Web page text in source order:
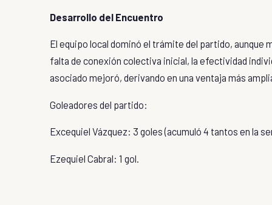
Desarrollo del Encuentro
El equipo local dominó el trámite del partido,
falta de conexión colectiva inicial, la efectividad
asociado mejoró, derivando en una ventaja más
Goleadores del partido:
Excequiel Vázquez: 3 goles (acumuló 4 tantos en la
Ezequiel Cabral: 1 gol.